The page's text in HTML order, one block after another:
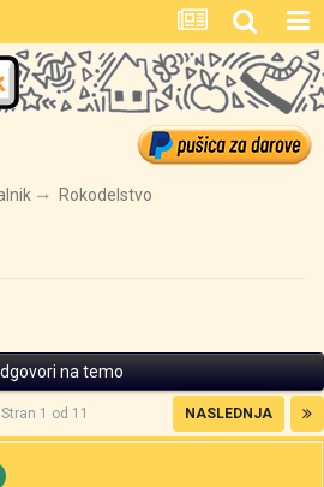
Rokodelstvo
na temo
NASLEDNJA
Stran 1 od 11